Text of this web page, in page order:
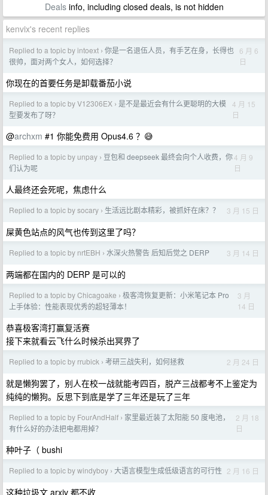
Dealsinfo, including closed deals, is not hidden
kenvix's recent replies
Replied to a topic by intoext › 你是一名退伍人员，有手艺在身，长得也
很帅，面对两个女人，如何选择？
6 月 6
日
你现在的首要任务是卸载番茄小说
Replied to a topic by V12306EX › 是不是最近会有什么更聪明的大模
型要发布了呀？
4 月 15
日
@archxm #1 你能免费用 Opus4.6 ？😅
Replied to a topic by unpay › 豆包和 deepseek 最终会向个人收费，你
们认为呢
4 月 9
日
人最终还会死呢，焦虑什么
Replied to a topic by socary › 生活远比剧本精彩，被抓奸在床？？ 3 月 15 日
屎黄色站点的风气也传到这里了吗？
Replied to a topic by nrtEBH › 水深火热警告 后知后觉之 DERP 3 月 14 日
两端都在国内的 DERP 是可以的
Replied to a topic by Chicagoake › 极客湾恢复更新：小米笔记本 Pro
上手体验：性能表现优秀的超轻薄本！
3 月
14 日
恭喜极客湾打赢复活赛
接下来就看云飞什么时候杀出冥界了
Replied to a topic by rrubick › 考研三战失利，如何拯救 2 月 24 日
就是懒狗罢了，别人在校一战就能考四百，脱产三战都考不上鉴定为
纯纯的懒狗。反思下到底是学了三年还是玩了三年
Replied to a topic by FourAndHalf › 家里最近装了太阳能 50 度电池，
有什么好的办法把电都用掉？
2 月 18
日
种叶子（ bushi
Replied to a topic by windyboy › 大语言模型生成低级语言的可行性 2 月 16 日
这种垃圾文 arxiv 都不收